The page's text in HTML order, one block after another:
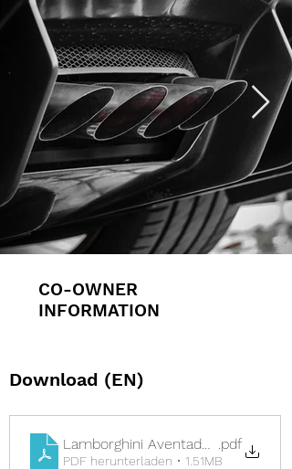
CO-OWNER
INFORMATION
Download (EN)
Lamborghini Aventador SV
.pdf
PDF herunterladen • 1.51MB